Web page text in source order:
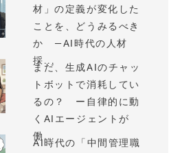
材」の定義が変化した
ことを、どうみるべき
か —AI時代の人材
採...
まだ、生成AIのチャッ
トボットで消耗してい
るの？ ー自律的に動
くAIエージェントが
働...
AI時代の「中間管理職